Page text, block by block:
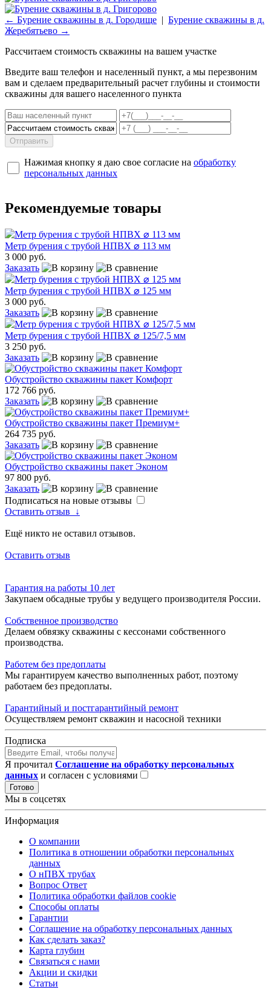
← Бурение скважины в д. Городище | Бурение скважины в д.
Жеребятьево →
Рассчитаем стоимость скважины на вашем участке
Введите ваш телефон и населенный пункт, а мы перезвоним
вам и сделаем предварительный расчет глубины и стоимости
скважины для вашего населенного пункта
Отправить
Нажимая кнопку я даю свое согласие на обработку
персональных данных
Рекомендуемые товары
Метр бурения с трубой НПВХ ⌀ 113 мм
3 000 руб.
Заказать
Метр бурения с трубой НПВХ ⌀ 125 мм
3 000 руб.
Заказать
Метр бурения с трубой НПВХ ⌀ 125/7,5 мм
3 250 руб.
Заказать
Обустройство скважины пакет Комфорт
172 766 руб.
Заказать
Обустройство скважины пакет Премиум+
264 735 руб.
Заказать
Обустройство скважины пакет Эконом
97 800 руб.
Заказать
Подписаться на новые отзывы
Оставить отзыв
↓
Ещё никто не оставил отзывов.
Оставить отзыв
Гарантия на работы 10 лет
Закупаем обсадные трубы у ведущего производителя России.
Собственное производство
Делаем обвязку скважины с кессонами собственного
производства.
Работем без предоплаты
Мы гарантируем качество выполненных работ, поэтому
работаем без предоплаты.
Гарантийный и постгарантийный ремонт
Осуществляем ремонт скважин и насосной техники
Подписка
Я прочитал Соглашение на обработку персональных
данных и согласен с условиями
Готово
Мы в соцсетях
Информация
О компании
Политика в отношении обработки персональных
данных
О нПВХ трубах
Вопрос Ответ
Политика обработки файлов cookie
Способы оплаты
Гарантии
Соглашение на обработку персональных данных
Как сделать заказ?
Карта глубин
Связаться с нами
Акции и скидки
Статьи